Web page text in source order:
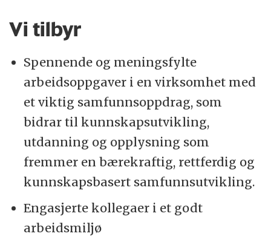
Vi tilbyr
Spennende og meningsfylte
arbeidsoppgaver i en virksomhet med
et viktig samfunnsoppdrag, som
bidrar til kunnskapsutvikling,
utdanning og opplysning som
fremmer en bærekraftig, rettferdig og
kunnskapsbasert samfunnsutvikling.
Engasjerte kollegaer i et godt
arbeidsmiljø